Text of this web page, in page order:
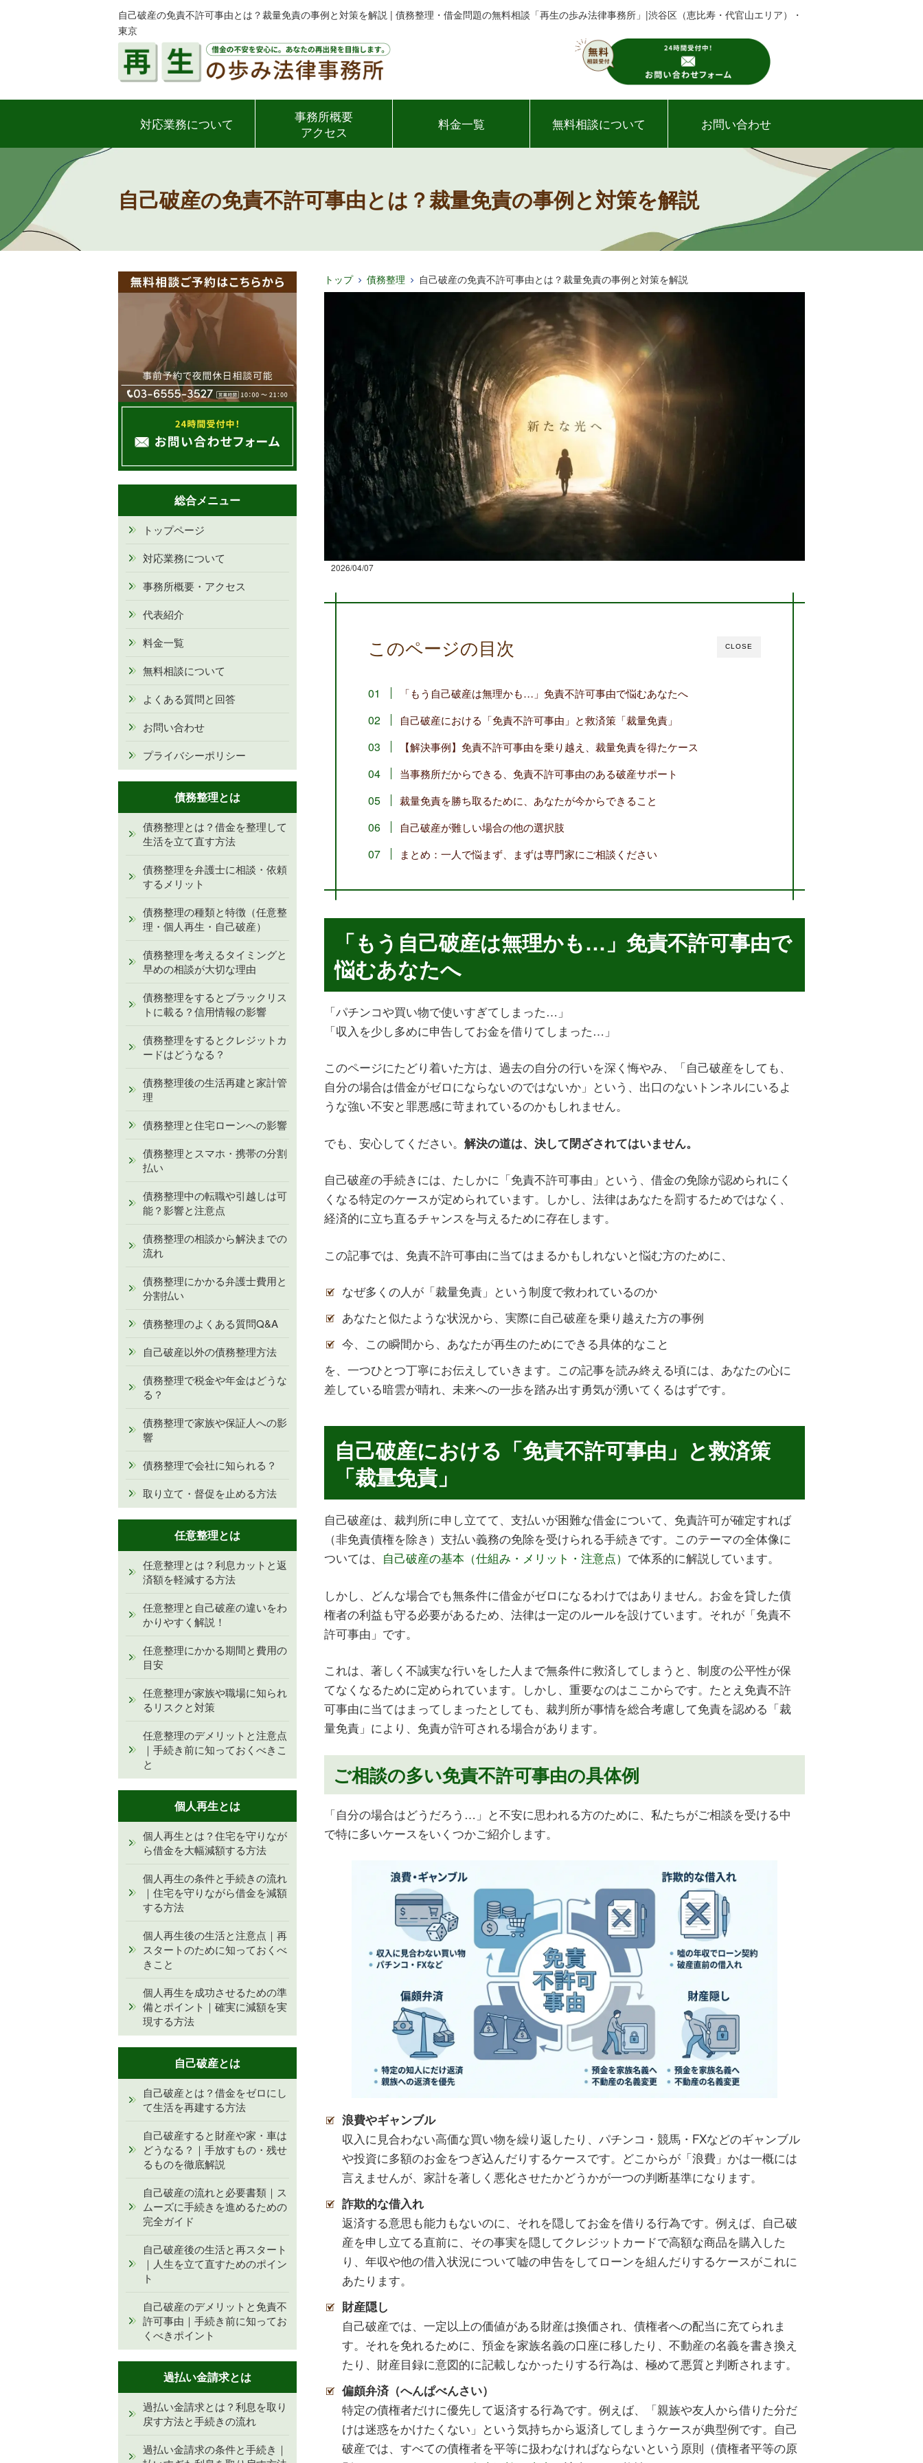
自己破産の免責不許可事由とは？裁量免責の事例と対策を解説 | 債務整理・借金問題の無料相談「再生の歩み法律事務所」|渋谷区（恵比寿・代官山エリア）・
東京
対応業務について
事務所概要
アクセス
料金一覧 無料相談について お問い合わせ
自己破産の免責不許可事由とは？裁量免責の事例と対策を解説
トップ 債務整理 自己破産の免責不許可事由とは？裁量免責の事例と対策を解説
2026/04/07
CLOSE
このページの目次
「もう自己破産は無理かも…」免責不許可事由で悩むあなたへ
自己破産における「免責不許可事由」と救済策「裁量免責」
【解決事例】免責不許可事由を乗り越え、裁量免責を得たケース
当事務所だからできる、免責不許可事由のある破産サポート
裁量免責を勝ち取るために、あなたが今からできること
自己破産が難しい場合の他の選択肢
まとめ：一人で悩まず、まずは専門家にご相談ください
「もう自己破産は無理かも…」免責不許可事由で
悩むあなたへ
「パチンコや買い物で使いすぎてしまった…」
「収入を少し多めに申告してお金を借りてしまった…」
このページにたどり着いた方は、過去の自分の行いを深く悔やみ、「自己破産をしても、
自分の場合は借金がゼロにならないのではないか」という、出口のないトンネルにいるよ
うな強い不安と罪悪感に苛まれているのかもしれません。
でも、安心してください。 解決の道は、決して閉ざされてはいません。
自己破産の手続きには、たしかに「免責不許可事由」という、借金の免除が認められにく
くなる特定のケースが定められています。しかし、法律はあなたを罰するためではなく、
経済的に立ち直るチャンスを与えるために存在します。
この記事では、免責不許可事由に当てはまるかもしれないと悩む方のために、
なぜ多くの人が「裁量免責」という制度で救われているのか
あなたと似たような状況から、実際に自己破産を乗り越えた方の事例
今、この瞬間から、あなたが再生のためにできる具体的なこと
を、一つひとつ丁寧にお伝えしていきます。この記事を読み終える頃には、あなたの心に
差している暗雲が晴れ、未来への一歩を踏み出す勇気が湧いてくるはずです。
自己破産における「免責不許可事由」と救済策
「裁量免責」
自己破産は、裁判所に申し立てて、支払いが困難な借金について、免責許可が確定すれば
（非免責債権を除き）支払い義務の免除を受けられる手続きです。このテーマの全体像に
ついては、 自己破産の基本（仕組み・メリット・注意点） で体系的に解説しています。
しかし、どんな場合でも無条件に借金がゼロになるわけではありません。お金を貸した債
権者の利益も守る必要があるため、法律は一定のルールを設けています。それが「免責不
許可事由」です。
これは、著しく不誠実な行いをした人まで無条件に救済してしまうと、制度の公平性が保
てなくなるために定められています。しかし、重要なのはここからです。たとえ免責不許
可事由に当てはまってしまったとしても、裁判所が事情を総合考慮して免責を認める「裁
量免責」により、免責が許可される場合があります。
ご相談の多い免責不許可事由の具体例
「自分の場合はどうだろう…」と不安に思われる方のために、私たちがご相談を受ける中
で特に多いケースをいくつかご紹介します。
浪費やギャンブル
収入に見合わない高価な買い物を繰り返したり、パチンコ・競馬・FXなどのギャンブル
や投資に多額のお金をつぎ込んだりするケースです。どこからが「浪費」かは一概には
言えませんが、家計を著しく悪化させたかどうかが一つの判断基準になります。
詐欺的な借入れ
返済する意思も能力もないのに、それを隠してお金を借りる行為です。例えば、自己破
産を申し立てる直前に、その事実を隠してクレジットカードで高額な商品を購入した
り、年収や他の借入状況について嘘の申告をしてローンを組んだりするケースがこれに
あたります。
財産隠し
自己破産では、一定以上の価値がある財産は換価され、債権者への配当に充てられま
す。それを免れるために、預金を家族名義の口座に移したり、不動産の名義を書き換え
たり、財産目録に意図的に記載しなかったりする行為は、極めて悪質と判断されます。
偏頗弁済（へんぱべんさい）
特定の債権者だけに優先して返済する行為です。例えば、「親族や友人から借りた分だ
けは迷惑をかけたくない」という気持ちから返済してしまうケースが典型例です。自己
破産では、すべての債権者を平等に扱わなければならないという原則（債権者平等の原
総合メニュー
トップページ
対応業務について
事務所概要・アクセス
代表紹介
料金一覧
無料相談について
よくある質問と回答
お問い合わせ
プライバシーポリシー
債務整理とは
債務整理とは？借金を整理して
生活を立て直す方法
債務整理を弁護士に相談・依頼
するメリット
債務整理の種類と特徴（任意整
理・個人再生・自己破産）
債務整理を考えるタイミングと
早めの相談が大切な理由
債務整理をするとブラックリス
トに載る？信用情報の影響
債務整理をするとクレジットカ
ードはどうなる？
債務整理後の生活再建と家計管
理
債務整理と住宅ローンへの影響
債務整理とスマホ・携帯の分割
払い
債務整理中の転職や引越しは可
能？影響と注意点
債務整理の相談から解決までの
流れ
債務整理にかかる弁護士費用と
分割払い
債務整理のよくある質問Q&A
自己破産以外の債務整理方法
債務整理で税金や年金はどうな
る？
債務整理で家族や保証人への影
響
債務整理で会社に知られる？
取り立て・督促を止める方法
任意整理とは
任意整理とは？利息カットと返
済額を軽減する方法
任意整理と自己破産の違いをわ
かりやすく解説！
任意整理にかかる期間と費用の
目安
任意整理が家族や職場に知られ
るリスクと対策
任意整理のデメリットと注意点
｜手続き前に知っておくべきこ
と
個人再生とは
個人再生とは？住宅を守りなが
ら借金を大幅減額する方法
個人再生の条件と手続きの流れ
｜住宅を守りながら借金を減額
する方法
個人再生後の生活と注意点｜再
スタートのために知っておくべ
きこと
個人再生を成功させるための準
備とポイント｜確実に減額を実
現する方法
自己破産とは
自己破産とは？借金をゼロにし
て生活を再建する方法
自己破産すると財産や家・車は
どうなる？｜手放すもの・残せ
るものを徹底解説
自己破産の流れと必要書類｜ス
ムーズに手続きを進めるための
完全ガイド
自己破産後の生活と再スタート
｜人生を立て直すためのポイン
ト
自己破産のデメリットと免責不
許可事由｜手続き前に知ってお
くべきポイント
過払い金請求とは
過払い金請求とは？利息を取り
戻す方法と手続きの流れ
過払い金請求の条件と手続き｜